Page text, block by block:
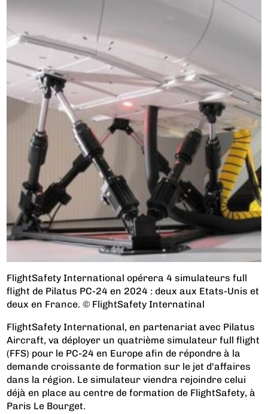
FlightSafety International opérera 4 simulateurs full
flight de Pilatus PC-24 en 2024 : deux aux Etats-Unis et
deux en France. © FlightSafety Internatinal
FlightSafety International, en partenariat avec Pilatus
Aircraft, va déployer un quatrième simulateur full flight
(FFS) pour le PC-24 en Europe afin de répondre à la
demande croissante de formation sur le jet d'affaires
dans la région. Le simulateur viendra rejoindre celui
déjà en place au centre de formation de FlightSafety, à
Paris Le Bourget.